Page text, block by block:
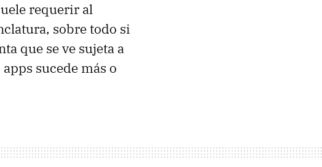
requerir al
sobre todo si
que se ve sujeta a
sucede más o